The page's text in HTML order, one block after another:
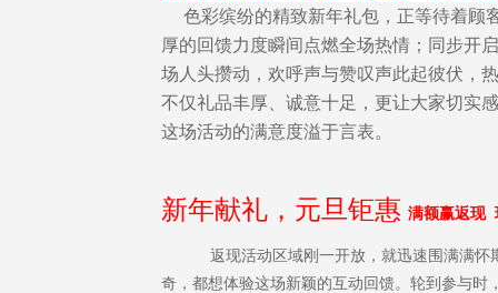
色彩缤纷的精致新年礼包，正等待着顾
厚的回馈力度瞬间点燃全场热情；同步开
场人头攒动，欢呼声与赞叹声此起彼伏，
不仅礼品丰厚、诚意十足，更让大家切实
这场活动的满意度溢于言表。
新年献礼，元旦钜惠 满额赢返现
返现活动区域刚一开放，就迅速围满满怀期
奇，都想体验这场新颖的互动回馈。轮到参与